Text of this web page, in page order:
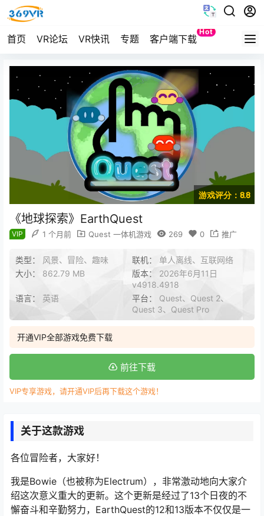
首页 VR论坛 VR快讯 专题 客户端下载
Hot
Quest
游戏评分：8.8
《地球探索》EarthQuest
VIP 1 个月前 Quest 一体机游戏 269 0 推广
类型： 风景、冒险、趣味 联机： 单人离线、互联网络
大小： 862.79 MB 版本： 2026年6月11日
v4918.4918
语言： 英语 平台： Quest、Quest 2、
Quest 3、Quest Pro
开通VIP全部游戏免费下载
前往下载
VIP专享游戏，请开通VIP后再下载这个游戏！
关于这款游戏
各位冒险者，大家好！
我是Bowie（也被称为Electrum），非常激动地向大家介
绍这次意义重大的更新。这个更新是经过了13个日夜的不
懈奋斗和辛勤努力，EarthQuest的12和13版本不仅仅是一